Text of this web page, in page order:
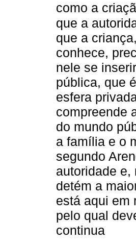
como a
que a
que a
conhece,
nele se
pública, que
esfera
compreende
do mundo
a família e o
segundo
autoridade e,
detém a
está aqui em
pelo qual
continua